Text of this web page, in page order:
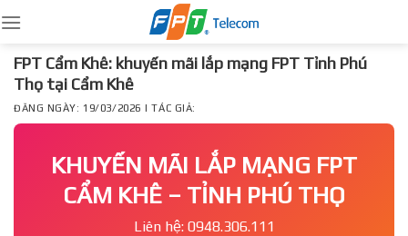
to
content
FPT Cẩm Khê: khuyến mãi lắp mạng FPT Tỉnh Phú
Thọ tại Cẩm Khê
ĐĂNG NGÀY: 19/03/2026 | TÁC GIẢ:
KHUYẾN MÃI LẮP MẠNG FPT
CẨM KHÊ – TỈNH PHÚ THỌ
Liên hệ: 0948.306.111